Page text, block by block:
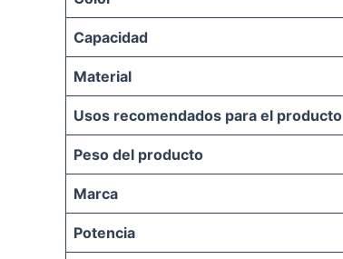
Capacidad
Material
Usos recomendados para el producto
Peso del producto
Marca
Potencia